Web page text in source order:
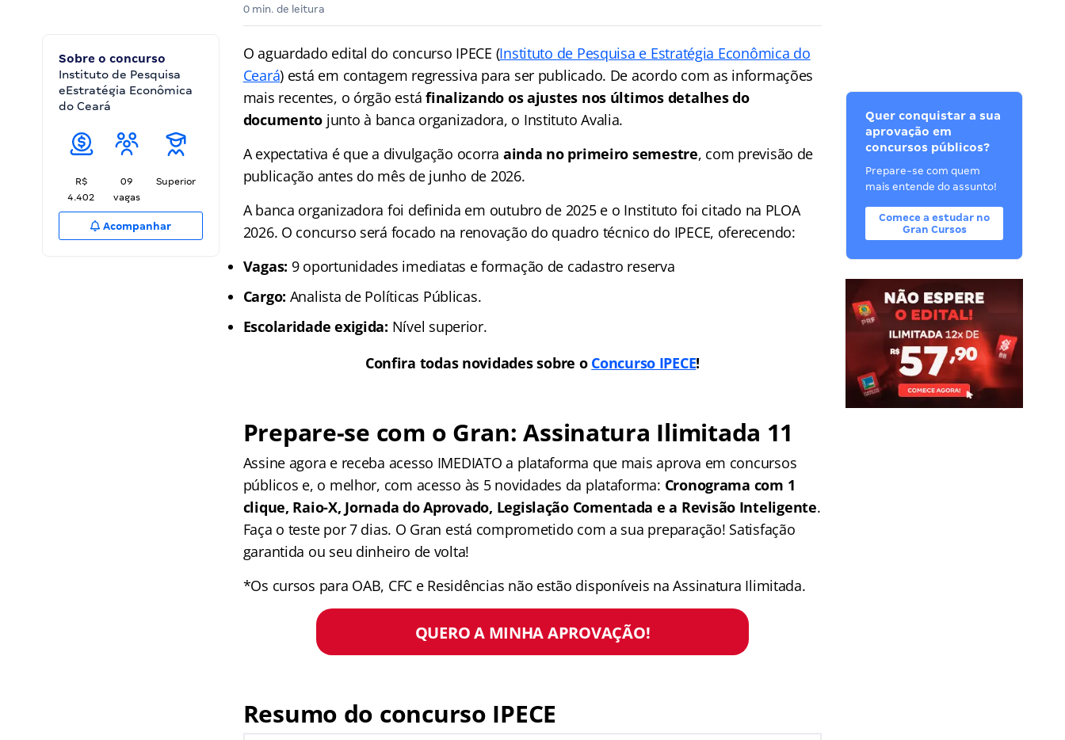
0 min. de leitura
Sobre o concurso
Instituto de Pesquisa
eEstratégia Econômica
do Ceará
R$
4.402
09
vagas
Superior
Acompanhar
O aguardado edital do concurso IPECE (Instituto de Pesquisa e Estratégia Econômica do
Ceará) está em contagem regressiva para ser publicado. De acordo com as informações
mais recentes, o órgão estáfinalizando os ajustes nos últimos detalhes do
documento junto à banca organizadora, o Instituto Avalia.
A expectativa é que a divulgação ocorra ainda no primeiro semestre, com previsão de
publicação antes do mês de junho de 2026.
A banca organizadora foi definida em outubro de 2025 e o Instituto foi citado na PLOA
2026. O concurso será focado na renovação do quadro técnico do IPECE, oferecendo:
Vagas: 9 oportunidades imediatas e formação de cadastro reserva
Cargo: Analista de Políticas Públicas.
Escolaridade exigida: Nível superior.
Confira todas novidades sobre o Concurso IPECE!
Prepare-se com o Gran: Assinatura Ilimitada 11
Assine agora e receba acesso IMEDIATO a plataforma que mais aprova em concursos
públicos e, o melhor, com acesso às 5 novidades da plataforma: Cronograma com 1
clique, Raio-X, Jornada do Aprovado, Legislação Comentada e a Revisão Inteligente.
Faça o teste por 7 dias. O Gran está comprometido com a sua preparação! Satisfação
garantida ou seu dinheiro de volta!
*Os cursos para OAB, CFC e Residências não estão disponíveis na Assinatura Ilimitada.
QUERO A MINHA APROVAÇÃO!
Resumo do concurso IPECE
Quer conquistar a sua
aprovação em
concursos públicos?
Prepare-se com quem
mais entende do assunto!
Comece a estudar no
Gran Cursos